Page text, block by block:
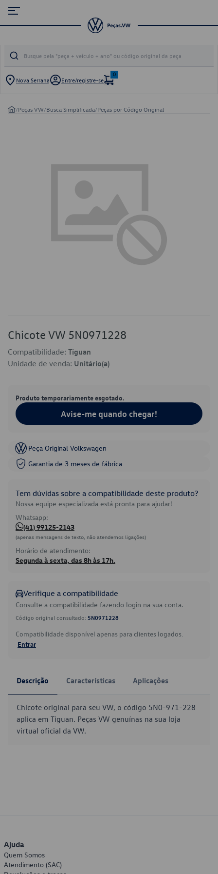
Nova Serrana Entre/registre-se
0
/Peças VW/Busca Simplificada/Peças por Código Original
Chicote VW 5N0971228
Compatibilidade: Tiguan
Unidade de venda: Unitário(a)
Produto temporariamente esgotado.
Avise-me quando chegar!
Peça Original Volkswagen
Garantia de 3 meses de fábrica
Tem dúvidas sobre a compatibilidade deste produto?
Nossa equipe especializada está pronta para ajudar!
Whatsapp:
(41) 99125-2143
(apenas mensagens de texto, não atendemos ligações)
Horário de atendimento:
Segunda à sexta, das 8h às 17h.
Verifique a compatibilidade
Consulte a compatibilidade fazendo login na sua conta.
Código original consultado: 5N0971228
Compatibilidade disponível apenas para clientes logados.
Entrar
Descrição Características Aplicações
Chicote original para seu VW, o código 5N0-971-228
aplica em Tiguan. Peças VW genuínas na sua loja
virtual oficial da VW.
Ajuda
Quem Somos
Atendimento (SAC)